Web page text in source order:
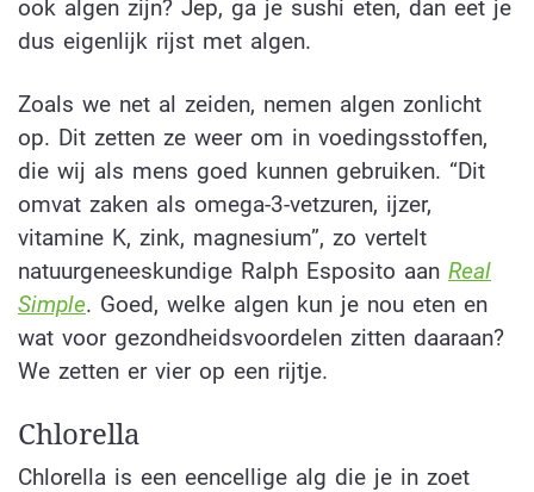
ook algen zijn? Jep, ga je sushi eten, dan eet je
dus eigenlijk rijst met algen.
Zoals we net al zeiden, nemen algen zonlicht
op. Dit zetten ze weer om in voedingsstoffen,
die wij als mens goed kunnen gebruiken. “Dit
omvat zaken als omega-3-vetzuren, ijzer,
vitamine K, zink, magnesium”, zo vertelt
natuurgeneeskundige Ralph Esposito aan Real
Simple. Goed, welke algen kun je nou eten en
wat voor gezondheidsvoordelen zitten daaraan?
We zetten er vier op een rijtje.
Chlorella
Chlorella is een eencellige alg die je in zoet